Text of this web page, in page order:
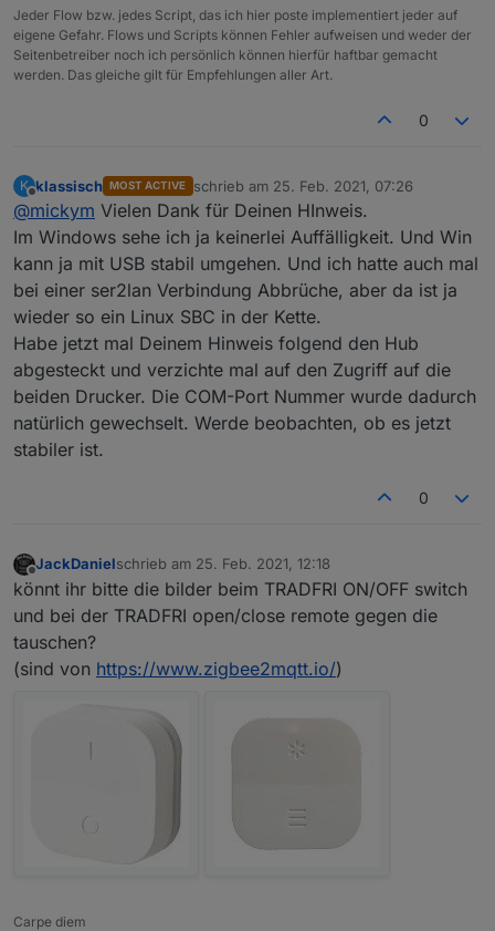
die um 00:58.08 von obigem log-Eintrag
Oder habe ich was übersehen, was falsch
verstanden? soll ich nach anderen Stichwörtern
suchen?
USB-Konfguration (die ser2lan Konfig lasse ich ma
Könnte es sein, daß die Connection bei
Nichtgebrauch "abfault"? Dann könnte ich z.B. alle 2
Stunden prüfen, ob der Leuchtenstatus geändert
wurde und falls nicht, die Leuchte anpingen. Dann
wäre die Connection wieder "refresht".
Jeder Flow bzw. jedes Script, das ich hier poste implementiert jeder auf
eigene Gefahr. Flows und Scripts können Fehler aufweisen und weder der
Seitenbetreiber noch ich persönlich können hierfür haftbar gemacht
werden. Das gleiche gilt für Empfehlungen aller Art.
0
K
Offline
klassisch MOST ACTIVE schrieb am 25. Feb. 2021, 07:26
zuletzt editiert von
@mickym Vielen Dank für Deinen HInweis.
Im Windows sehe ich ja keinerlei Auffälligkeit. Und Win
kann ja mit USB stabil umgehen. Und ich hatte auch mal
bei einer ser2lan Verbindung Abbrüche, aber da ist ja
wieder so ein Linux SBC in der Kette.
Habe jetzt mal Deinem Hinweis folgend den Hub
abgesteckt und verzichte mal auf den Zugriff auf die
beiden Drucker. Die COM-Port Nummer wurde dadurch
natürlich gewechselt. Werde beobachten, ob es jetzt
stabiler ist.
0
Offline
JackDanielschrieb am 25. Feb. 2021, 12:18
zuletzt editiert von
könnt ihr bitte die bilder beim TRADFRI ON/OFF switch
und bei der TRADFRI open/close remote gegen die
tauschen?
(sind von https://www.zigbee2mqtt.io/)
Carpe diem